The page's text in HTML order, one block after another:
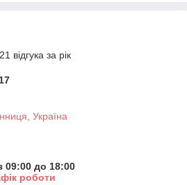
корисним замінником желатину.
приблизно в десять разів
желуючих інгредієнтів.
інтернет-магазин «Банка спецій».
а якість не викликає сумнівів.
грам. Замовити добавку можна в
або розфасовану у пакети.
відгука за рік
Україна
09:00 до 18:00
роботи